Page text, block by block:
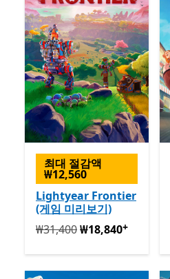
최대 절감액
₩12,560
Lightyear Frontier
(게임 미리보기)
원래 ₩31,400 지금 ₩18,840
₩31,400₩18,840+